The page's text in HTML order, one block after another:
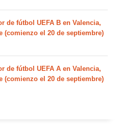
de fútbol UEFA B en Valencia,
(comienzo el 20 de septiembre)
de fútbol UEFA A en Valencia,
(comienzo el 20 de septiembre)